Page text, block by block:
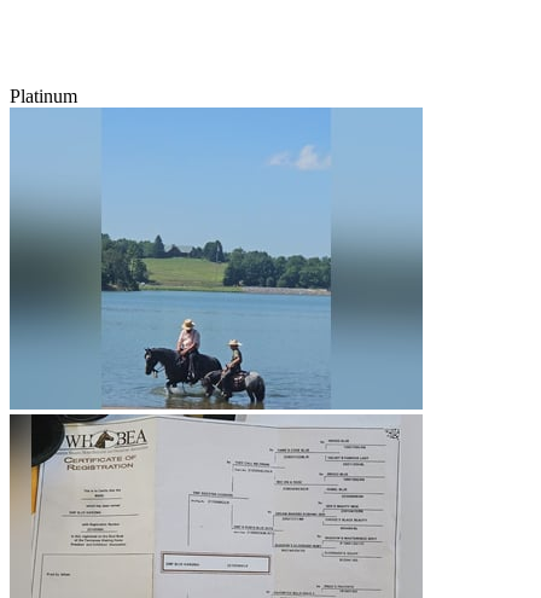
Platinum